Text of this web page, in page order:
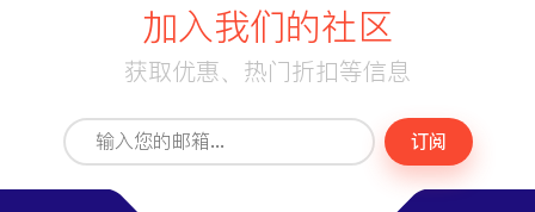
加入我们的社区
获取优惠、热门折扣等信息
订阅